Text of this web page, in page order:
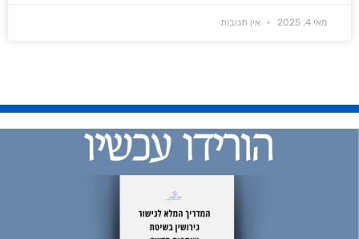
מאי 4, 2025 אין תגובות